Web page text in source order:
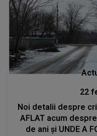
22
Noi detalii despre
AFLAT acum
de ani și UNDE A